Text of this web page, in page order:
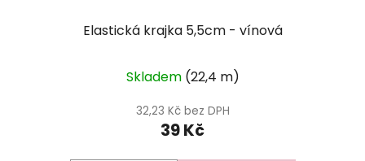
Elastická krajka 5,5cm - vínová
Skladem (22,4 m)
32,23 Kč bez DPH
39 Kč